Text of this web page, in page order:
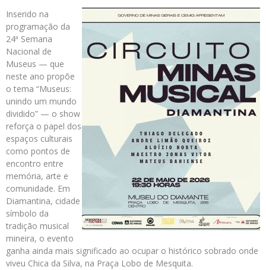
Inserido na
programação da
24ª Semana
Nacional de
Museus — que
neste ano propõe
o tema “Museus:
unindo um mundo
dividido” — o show
reforça o papel dos
espaços culturais
como pontos de
encontro entre
memória, arte e
comunidade. Em
Diamantina, cidade
símbolo da
tradição musical
mineira, o evento
ganha ainda mais significado ao ocupar o histórico sobrado onde
viveu Chica da Silva, na Praça Lobo de Mesquita.